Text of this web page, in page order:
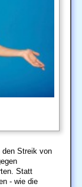
den Streik von
Statt
- wie die